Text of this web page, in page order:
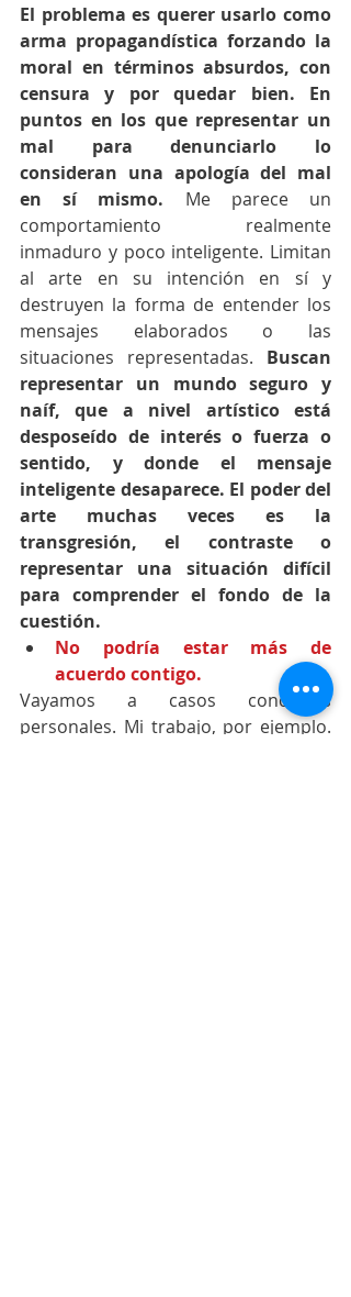
El problema es querer usarlo como
arma propagandística forzando la
moral en términos absurdos, con
censura y por quedar bien. En
puntos en los que representar un
mal para denunciarlo lo
consideran una apología del mal
en sí mismo. Me parece un
comportamiento realmente
inmaduro y poco inteligente. Limitan
al arte en su intención en sí y
destruyen la forma de entender los
mensajes elaborados o las
situaciones representadas. Buscan
representar un mundo seguro y
naíf, que a nivel artístico está
desposeído de interés o fuerza o
sentido, y donde el mensaje
inteligente desaparece. El poder del
arte muchas veces es la
transgresión, el contraste o
representar una situación difícil
para comprender el fondo de la
cuestión.
No podría estar más de
acuerdo contigo.
Vayamos a casos concretos